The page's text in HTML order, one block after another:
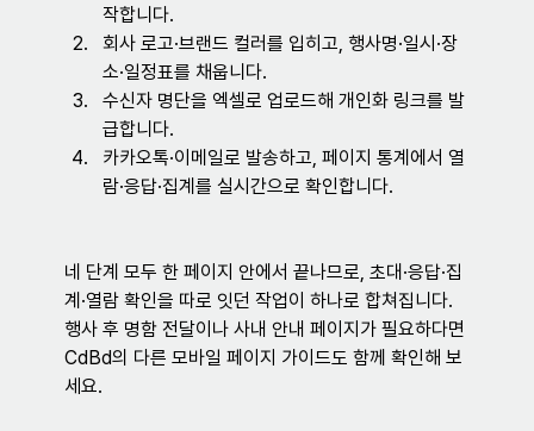
작합니다.
회사 로고·브랜드 컬러를 입히고, 행사명·일시·장
소·일정표를 채웁니다.
수신자 명단을 엑셀로 업로드해 개인화 링크를 발
급합니다.
카카오톡·이메일로 발송하고, 페이지 통계에서 열
람·응답·집계를 실시간으로 확인합니다.
네 단계 모두 한 페이지 안에서 끝나므로, 초대·응답·집
계·열람 확인을 따로 잇던 작업이 하나로 합쳐집니다.
행사 후 명함 전달이나 사내 안내 페이지가 필요하다면
CdBd의 다른 모바일 페이지 가이드도 함께 확인해 보
세요.